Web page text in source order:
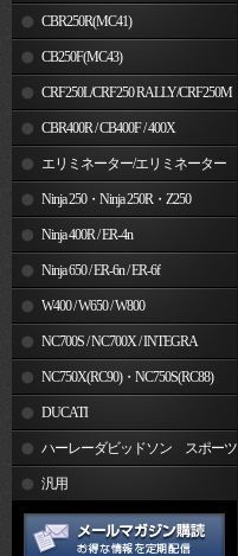
CBR250R(MC41)
CB250F(MC43)
CRF250L/CRF250 RALLY/CRF250M
CBR400R / CB400F / 400X
エリミネーター/エリミネーター
SE Ninja 250・Ninja 250R・Z250
Ninja 400R / ER-4n
Ninja 650 / ER-6n / ER-6f
W400 / W650 / W800
NC700S / NC700X / INTEGRA
NC750X(RC90)・NC750S(RC88)
DUCATI
ハーレーダビッドソン スポーツ
スター汎用